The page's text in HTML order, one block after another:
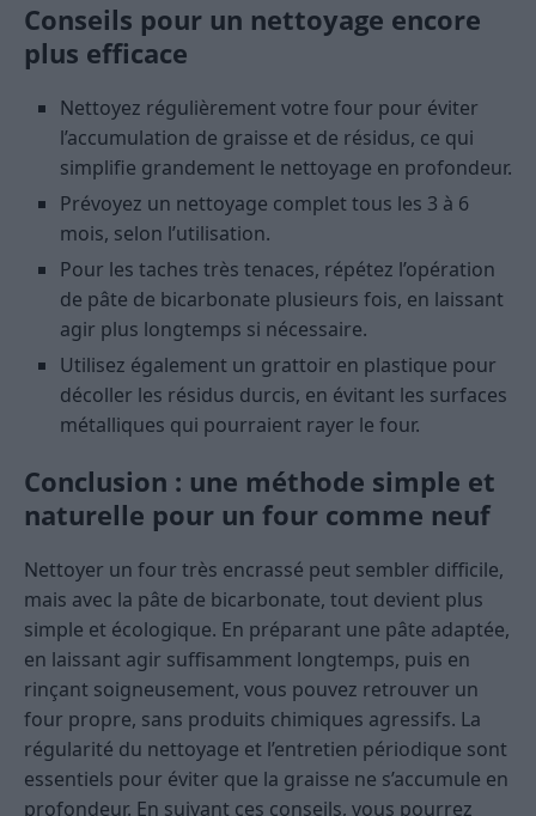
Conseils pour un nettoyage encore
plus efficace
Nettoyez régulièrement votre four pour éviter
l’accumulation de graisse et de résidus, ce qui
simplifie grandement le nettoyage en profondeur.
Prévoyez un nettoyage complet tous les 3 à 6
mois, selon l’utilisation.
Pour les taches très tenaces, répétez l’opération
de pâte de bicarbonate plusieurs fois, en laissant
agir plus longtemps si nécessaire.
Utilisez également un grattoir en plastique pour
décoller les résidus durcis, en évitant les surfaces
métalliques qui pourraient rayer le four.
Conclusion : une méthode simple et
naturelle pour un four comme neuf
Nettoyer un four très encrassé peut sembler difficile,
mais avec la pâte de bicarbonate, tout devient plus
simple et écologique. En préparant une pâte adaptée,
en laissant agir suffisamment longtemps, puis en
rinçant soigneusement, vous pouvez retrouver un
four propre, sans produits chimiques agressifs. La
régularité du nettoyage et l’entretien périodique sont
essentiels pour éviter que la graisse ne s’accumule en
profondeur. En suivant ces conseils, vous pourrez